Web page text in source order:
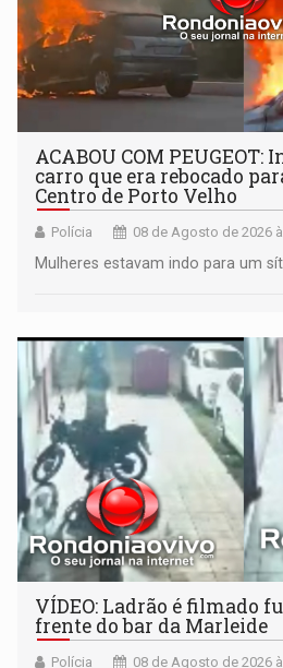
ACABOU COM PEUGEOT:
carro que era rebocado
Centro de Porto Velho
Polícia 08 de Agosto de 2026
Mulheres estavam indo para um
VÍDEO: Ladrão é filmado
frente do bar da Marleide
Polícia 08 de Agosto de 2026